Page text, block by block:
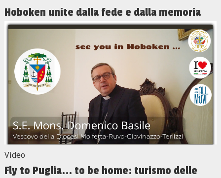
Hoboken unite dalla fede e dalla memoria
Video
Fly to Puglia... to be home: turismo delle